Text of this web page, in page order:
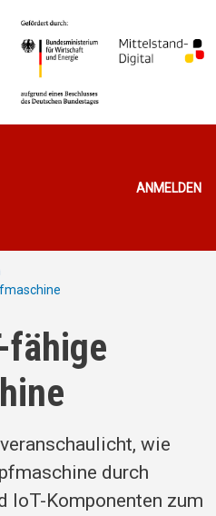
ANMELDEN
fähige
wie
durch
IoT-Komponenten zum